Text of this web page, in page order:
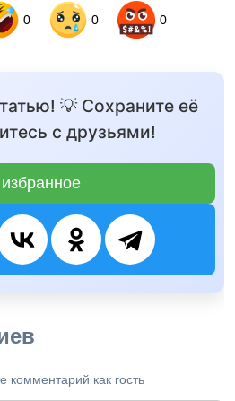
0 0 0
💡 Сохраните её
с друзьями!
комментарий как гость